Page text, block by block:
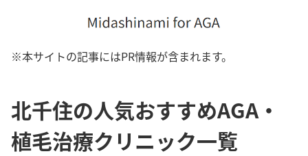
※本サイトの記事にはPR情報が含まれます。
北千住の人気おすすめAGA・
植毛治療クリニック一覧